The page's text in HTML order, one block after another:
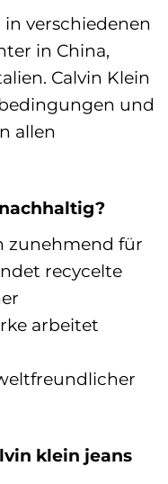
verschiedenen
in China,
Calvin Klein
und
allen
zunehmend für
recycelte
arbeitet
klein jeans